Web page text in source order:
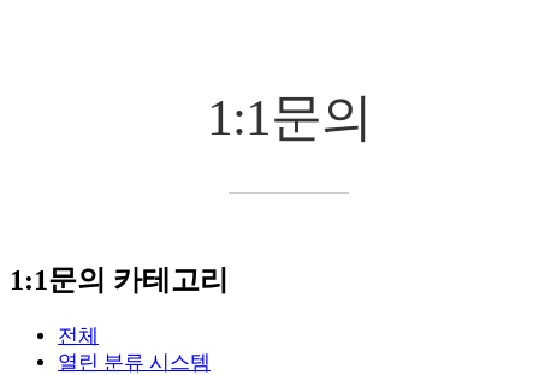
1:1문의
1:1문의 카테고리
전체
열린 분류 시스템